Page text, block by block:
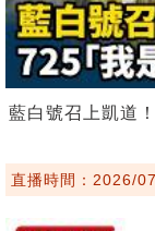
藍白號召上凱道
直播時間：2026/